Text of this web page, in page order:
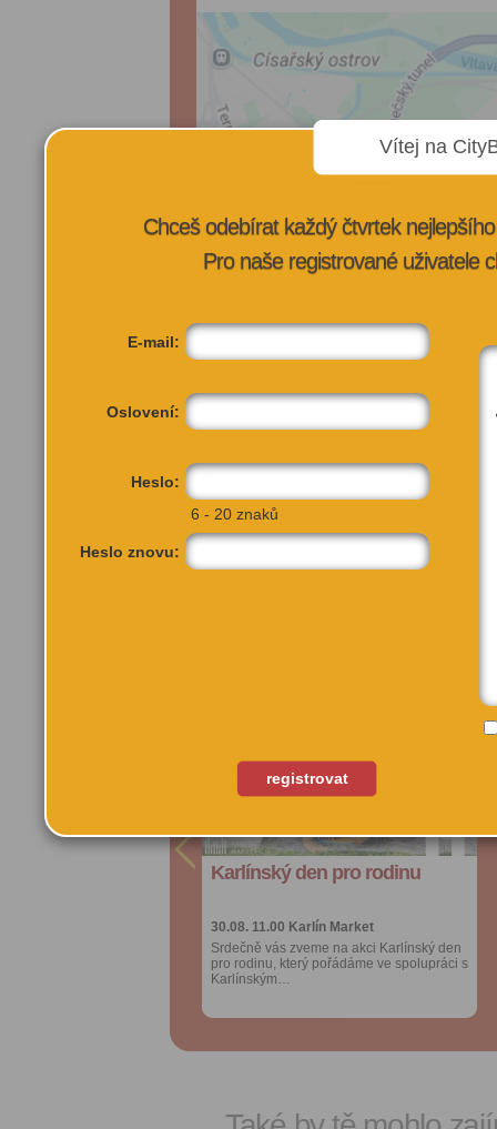
Karlínský den pro rodinu
30.08. 11.00 Karlín Market
Srdečně vás zveme na akci Karlínský den
pro rodinu, který pořádáme ve spolupráci s
Karlínským…
Sdílet:
Facebook
kalendáře
Více výhod pro
Karlínský den pro rodinu
30.08. 11.00 Karlín Market
Srdečně vás zveme na akci Karlínský den
pro rodinu, který pořádáme ve spolupráci s
Karlínským…
Sdílet:
Facebook
kalendáře
Více výhod pro
Vítej na
Chceš odebírat každý čtvrtek
Pro naše registrované uživatele
E-mail:
Oslovení:
Heslo:
6 - 20 znaků
Heslo znovu:
registrovat